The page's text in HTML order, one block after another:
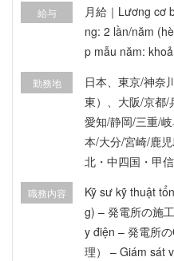
給与
月給｜Lương cơ bản:
ng: 2 lần/năm (hè và đông) 年
p mẫu năm: khoảng
khoảng 7,500 yên/tháng 保険｜
theo quy định
勤務地
日本、東京/神奈
東）、大阪/京都/
愛知/静岡/三重/
本/大分/宮崎/鹿
北・中四国・甲
職務内容
Kỹ sư kỹ thuật
g) – 発電所の施工管理 – Quản lý thi công nhà má
y điện – 発電所のO&M（運転監視、保守計画・管
理） – Giám sát